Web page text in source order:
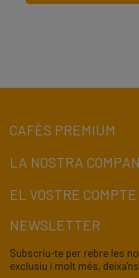
CAFÈS PREMIUM
LA NOSTRA
EL VOSTRE COMPTE
NEWSLETTER
Subscriu-te per rebre les
exclusiu i molt més,